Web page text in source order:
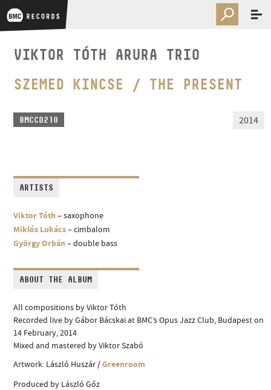
VIKTOR TÓTH ARURA TRIO
SZEMED KINCSE / THE PRESENT
BMCCD210 2014
ARTISTS
Viktor Tóth– saxophone
Miklós Lukács– cimbalom
György Orbán– double bass
ABOUT THE ALBUM
All compositions by Viktor Tóth
Recorded live by Gábor Bácskai at BMC’s Opus Jazz Club, Budapest on
14 February, 2014
Mixed and mastered by Viktor Szabó
Artwork: László Huszár /Greenroom
Produced by László Gőz